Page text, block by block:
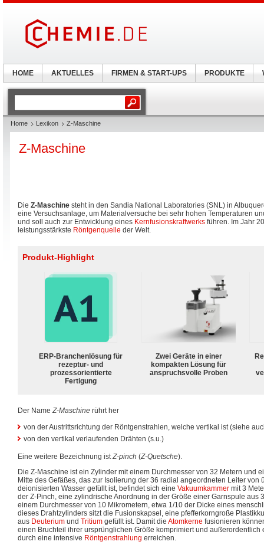
Home Lexikon Z-Maschine
Z-Maschine
Die Z-Maschine steht in den Sandia National Laboratories (SNL) in
eine Versuchsanlage, um Materialversuche bei sehr hohen Temperaturen
und soll auch zur Entwicklung eines Kernfusionskraftwerks führen. Im Jahr
leistungsstärkste Röntgenquelle der Welt.
Produkt-Highlight
ERP-Branchenlösung für
rezeptur- und
prozessorientierte
Fertigung
Zwei Geräte in einer
kompakten Lösung für
anspruchsvolle Proben
Der NameZ-Maschine rührt her
von der Austrittsrichtung der Röntgenstrahlen, welche vertikal ist (siehe
von den vertikal verlaufenden Drähten (s.u.)
Eine weitere Bezeichnung istZ-pinch (Z-Quetsche).
Die Z-Maschine ist ein Zylinder mit einem Durchmesser von 32 Metern und
Mitte des Gefäßes, das zur Isolierung der 36 radial angeordneten Leiter von
deionisierten Wasser gefüllt ist, befindet sich eine Vakuumkammer mit 3
der Z-Pinch, eine zylindrische Anordnung in der Größe einer Garnspule aus
einem Durchmesser von 10 Mikrometern, etwa 1/10 der Dicke eines
dieses Drahtzylinders sitzt die Fusionskapsel, eine pfefferkorngroße
aus Deuterium und Tritium gefüllt ist. Damit die Atomkerne fusionieren
einen Bruchteil ihrer ursprünglichen Größe komprimiert und außerordentlich
durch eine intensive Röntgenstrahlung erreichen.
HOME AKTUELLES FIRMEN & START-UPS PRODUKTE